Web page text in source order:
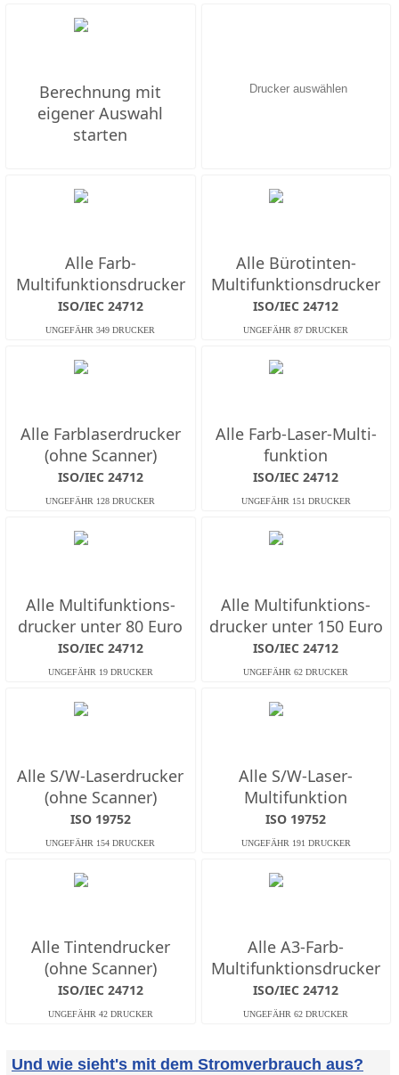
Berechnung mit
eigener Auswahl
starten
Alle Farb-
Multifunktions­drucker
ISO/IEC 24712
Alle Bürotinten-
Multifunktions­drucker
ISO/IEC 24712
Alle Farb­laserdrucker
(ohne Scanner)
ISO/IEC 24712
Alle Farb-Laser-Multi­
funktion
ISO/IEC 24712
Alle Multifunktions­
drucker unter 80 Euro
ISO/IEC 24712
Alle Multifunktions­
drucker unter 150 Euro
ISO/IEC 24712
Alle S/W-Laserdrucker
(ohne Scanner)
ISO 19752
Alle S/W-Laser-
Multifunktion
ISO 19752
Alle Tintendrucker
(ohne Scanner)
ISO/IEC 24712
Alle A3-Farb-
Multifunktionsdrucker
ISO/IEC 24712
Und wie sieht's mit dem Stromverbrauch aus?